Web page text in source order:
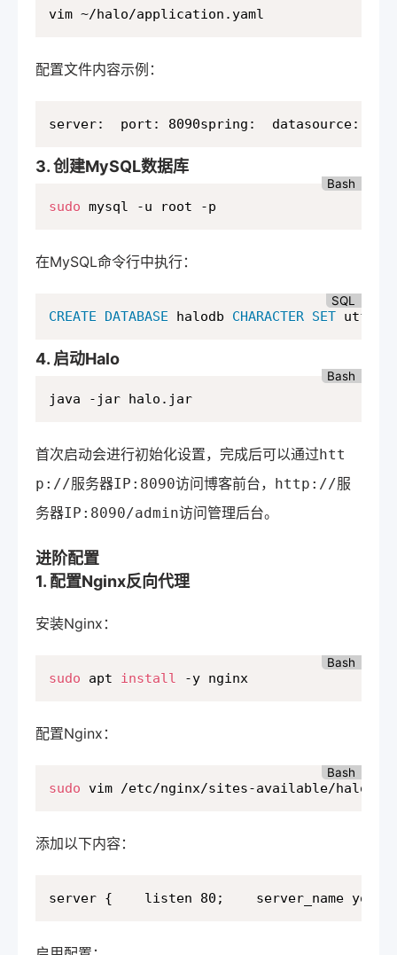
vim ~/halo/application.yaml
配置文件内容示例：
server:  port: 8090spring:  datasource:
3. 创建MySQL数据库
Bash
sudo mysql -u root -p
在MySQL命令行中执行：
SQL
CREATE DATABASE halodb CHARACTER SET
4. 启动Halo
Bash
java -jar halo.jar
首次启动会进行初始化设置，完成后可以通过htt
p://服务器IP:8090访问博客前台， http://服
务器IP:8090/admin访问管理后台。
进阶配置
1. 配置Nginx反向代理
安装Nginx：
Bash
sudo apt install -y nginx
配置Nginx：
Bash
sudo vim /etc/nginx/sites-available/halo
添加以下内容：
server {    listen 80;    server_name